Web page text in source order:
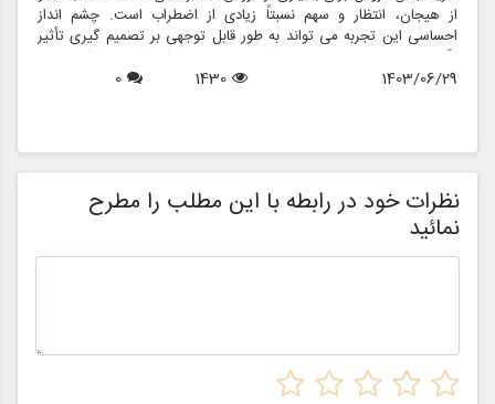
از هیجان، انتظار و سهم نسبتاً زیادی از اضطراب است. چشم انداز
احساسی این تجربه می تواند به طور قابل توجهی بر تصمیم گیری تأثیر
بگذارد و منجر به انتخاب هایی شود که نه تنها سبک شخصی بلکه عوامل
روانی عمیق تری را نیز منعکس می کند. در این مقاله، روانشناسی خرید
1403/06/29
1430
0
نظرات خود در رابطه با این مطلب را مطرح
نمائید